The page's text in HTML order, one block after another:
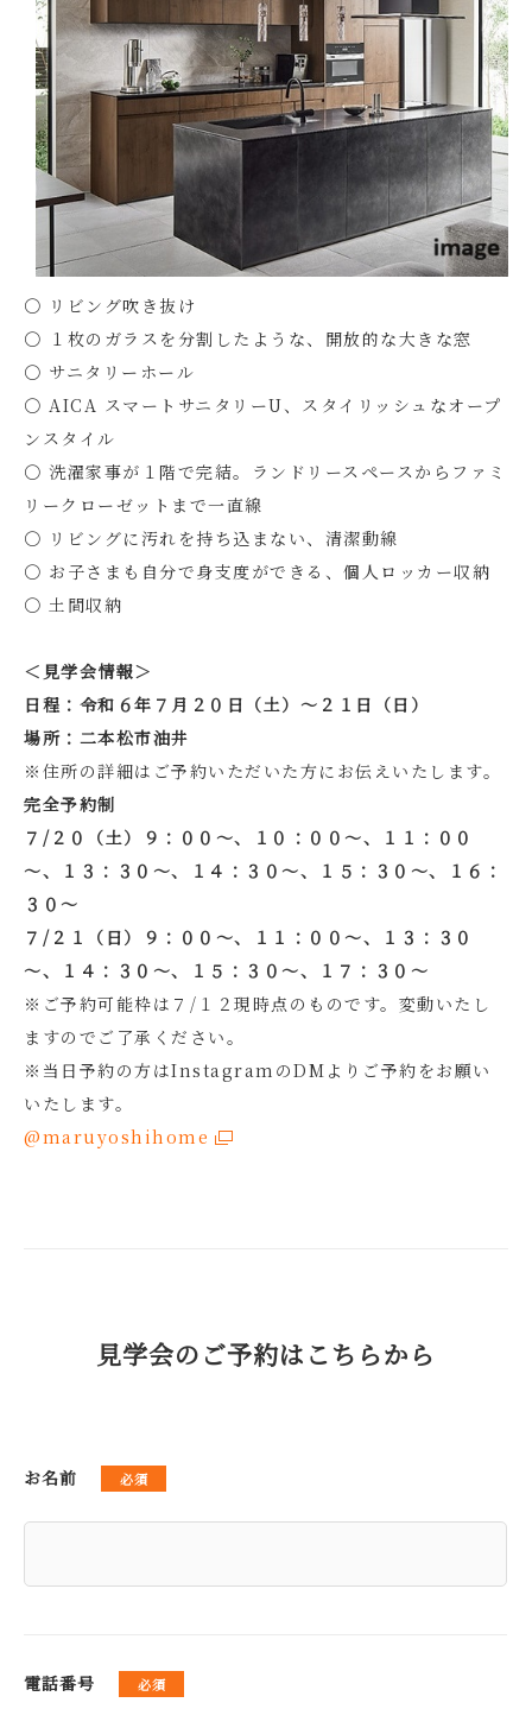
〇 リビング吹き抜け
〇 １枚のガラスを分割したような、開放的な大きな窓
〇 サニタリーホール
〇 AICA スマートサニタリーU、スタイリッシュなオープ
ンスタイル
〇 洗濯家事が１階で完結。ランドリースペースからファミ
リークローゼットまで一直線
〇 リビングに汚れを持ち込まない、清潔動線
〇 お子さまも自分で身支度ができる、個人ロッカー収納
〇 土間収納
＜見学会情報＞
日程：令和６年７月２０日（土）～２１日（日）
場所：二本松市油井
※住所の詳細はご予約いただいた方にお伝えいたします。
完全予約制
７/２０（土）９：００～、１０：００～、１１：００
～、１３：３０～、１４：３０～、１５：３０～、１６：
３０～
７/２１（日）９：００～、１１：００～、１３：３０
～、１４：３０～、１５：３０～、１７：３０～
※ご予約可能枠は７/１２現時点のものです。変動いたし
ますのでご了承ください。
※当日予約の方はInstagramのDMよりご予約をお願い
いたします。
@maruyoshihome
見学会のご予約はこちらから
お名前
電話番号